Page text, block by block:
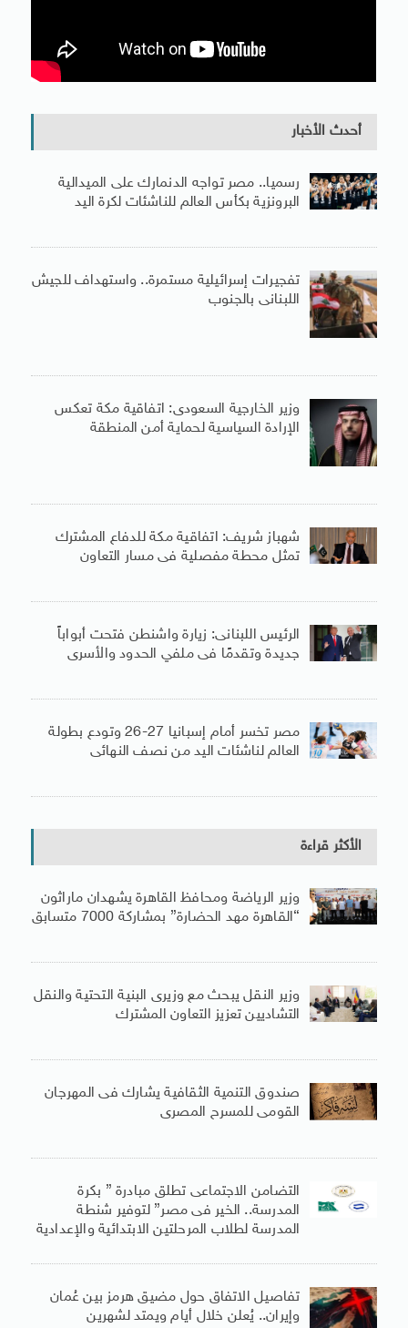
أحدث الأخبار
رسميا.. مصر تواجه الدنمارك على الميدالية
البرونزية بكأس العالم للناشئات لكرة اليد
تفجيرات إسرائيلية مستمرة.. واستهداف للجيش
اللبنانى بالجنوب
وزير الخارجية السعودى: اتفاقية مكة تعكس
الإرادة السياسية لحماية أمن المنطقة
شهباز شريف: اتفاقية مكة للدفاع المشترك
تمثل محطة مفصلية فى مسار التعاون
الرئيس اللبنانى: زيارة واشنطن فتحت أبواباً
جديدة وتقدمًا فى ملفي الحدود والأسرى
مصر تخسر أمام إسبانيا 27-26 وتودع بطولة
العالم لناشئات اليد من نصف النهائى
الأكثر قراءة
وزير الرياضة ومحافظ القاهرة يشهدان ماراثون
“القاهرة مهد الحضارة” بمشاركة 7000 متسابق
وزير النقل يبحث مع وزيرى البنية التحتية والنقل
التشاديين تعزيز التعاون المشترك
صندوق التنمية الثقافية يشارك فى المهرجان
القومى للمسرح المصرى
التضامن الاجتماعى تطلق مبادرة ” بكرة
المدرسة.. الخير فى مصر” لتوفير شنطة
المدرسة لطلاب المرحلتين الابتدائية والإعدادية
تفاصيل الاتفاق حول مضيق هرمز بين عُمان
وإيران.. يُعلن خلال أيام ويمتد لشهرين